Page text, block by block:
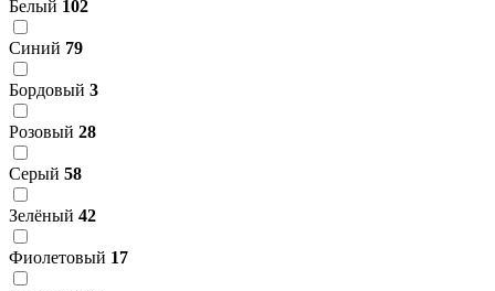
Белый 102
Синий 79
Бордовый 3
Розовый 28
Серый 58
Зелёный 42
Фиолетовый 17